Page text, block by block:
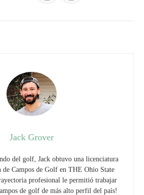
Jack Grover
del golf, Jack obtuvo una licenciatura
de Campos de Golf en THE Ohio State
profesional le permitió trabajar
de golf de más alto perfil del país!